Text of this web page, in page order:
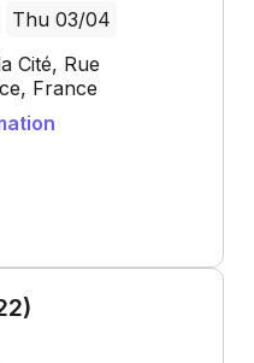
Thu 03/04
Cité, Rue
France